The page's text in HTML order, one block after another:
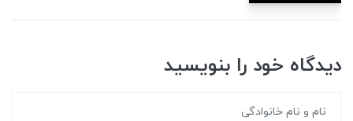
دیدگاه خود را بنویسید